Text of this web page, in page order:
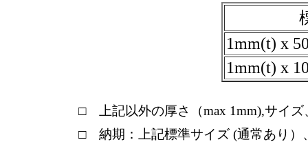
1mm(t) x
1mm(t) x
□ 上記以外の厚さ（max 1mm),サイ
□ 納期：上記標準サイズ (通常あり）